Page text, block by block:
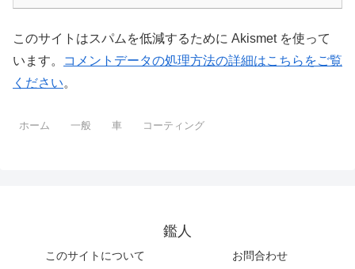
このサイトはスパムを低減するために Akismet を使って
います。
コメントデータの処理方法の詳細はこちらをご覧
ください。
ホーム 一般 車 コーティング
鑑人
このサイトについて お問合わせ